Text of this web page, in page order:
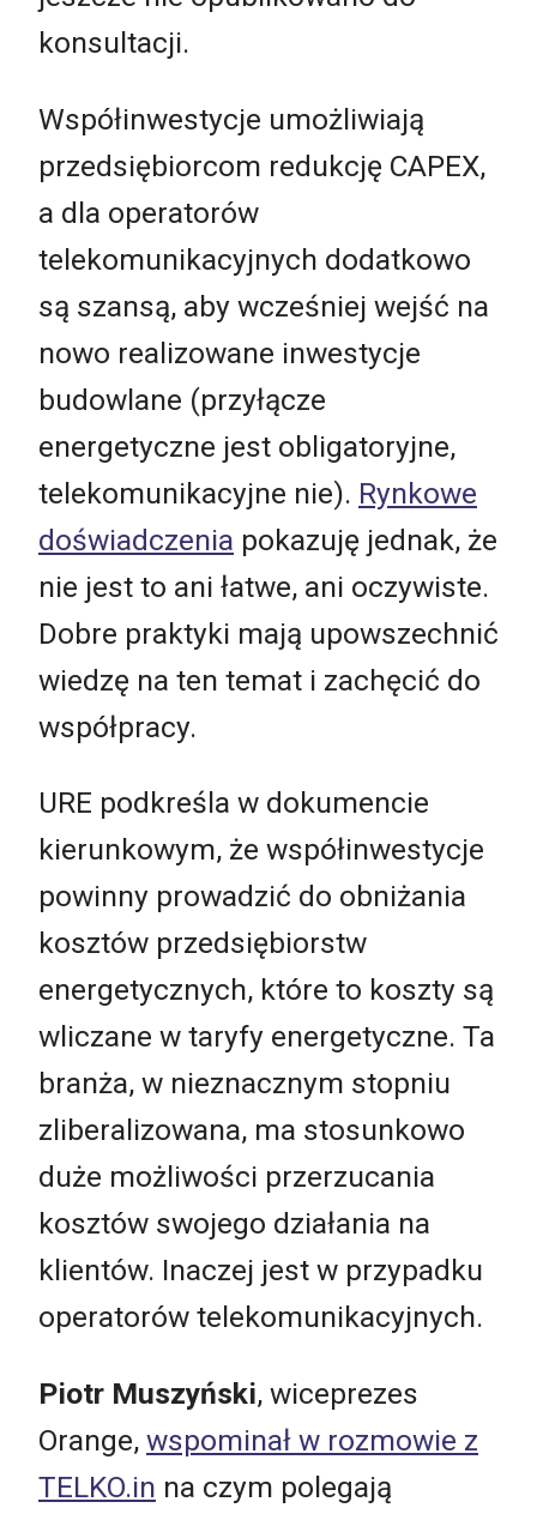
konsultacji.
Współinwestycje umożliwiają
przedsiębiorcom redukcję CAPEX,
a dla operatorów
telekomunikacyjnych dodatkowo
są szansą, aby wcześniej wejść na
nowo realizowane inwestycje
budowlane (przyłącze
energetyczne jest obligatoryjne,
telekomunikacyjne nie). Rynkowe
doświadczenia pokazuję jednak, że
nie jest to ani łatwe, ani oczywiste.
Dobre praktyki mają upowszechnić
wiedzę na ten temat i zachęcić do
współpracy.
URE podkreśla w dokumencie
kierunkowym, że współinwestycje
powinny prowadzić do obniżania
kosztów przedsiębiorstw
energetycznych, które to koszty są
wliczane w taryfy energetyczne. Ta
branża, w nieznacznym stopniu
zliberalizowana, ma stosunkowo
duże możliwości przerzucania
kosztów swojego działania na
klientów. Inaczej jest w przypadku
operatorów telekomunikacyjnych.
Piotr Muszyński, wiceprezes
Orange, wspominał w rozmowie z
TELKO.in na czym polegają